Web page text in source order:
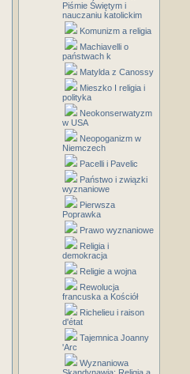
Piśmie Świętym i
nauczaniu katolickim
Komunizm a religia
Machiavelli o
państwach k
Matylda z Canossy
Mieszko I religia i
polityka
Neokonserwatyzm
w USA
Neopoganizm w
Niemczech
Pacelli i Pavelic
Państwo i związki
wyznaniowe
Pierwsza
Poprawka
Prawo wyznaniowe
Religia i
demokracja
Religie a wojna
Rewolucja
francuska a Kościół
Richelieu i raison
d'état
Tajemnica Joanny
'Arc
Wyznaniowa